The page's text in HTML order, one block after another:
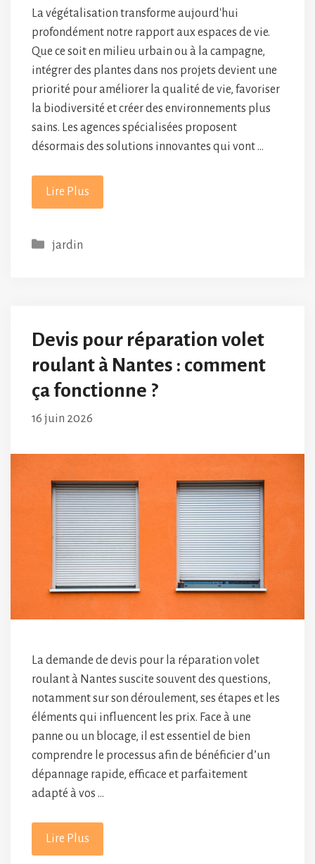
La végétalisation transforme aujourd'hui
profondément notre rapport aux espaces de vie.
Que ce soit en milieu urbain ou à la campagne,
intégrer des plantes dans nos projets devient une
priorité pour améliorer la qualité de vie, favoriser
la biodiversité et créer des environnements plus
sains. Les agences spécialisées proposent
désormais des solutions innovantes qui vont …
Lire Plus
Catégories
jardin
Devis pour réparation volet
roulant à Nantes : comment
ça fonctionne ?
16 juin 2026
La demande de devis pour la réparation volet
roulant à Nantes suscite souvent des questions,
notamment sur son déroulement, ses étapes et les
éléments qui influencent les prix. Face à une
panne ou un blocage, il est essentiel de bien
comprendre le processus afin de bénéficier d’un
dépannage rapide, efficace et parfaitement
adapté à vos …
Lire Plus